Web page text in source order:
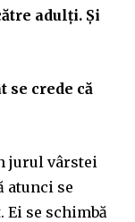
adulți. Și
se crede că
jurul vârstei
atunci se
Ei se schimbă